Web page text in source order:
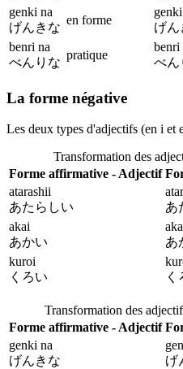
genki na
げんきな
en forme
げん
benri na
べんりな
pratique
benri
べん
La forme négative
Les deux types d'adjectifs (en i et
Transformation des
Forme affirmative - Adjectif
atarashii
あたらしい
あ
akai
あかい
あ
kuroi
くろい
く
Transformation des
Forme affirmative - Adjectif
genki na
げんきな
げ